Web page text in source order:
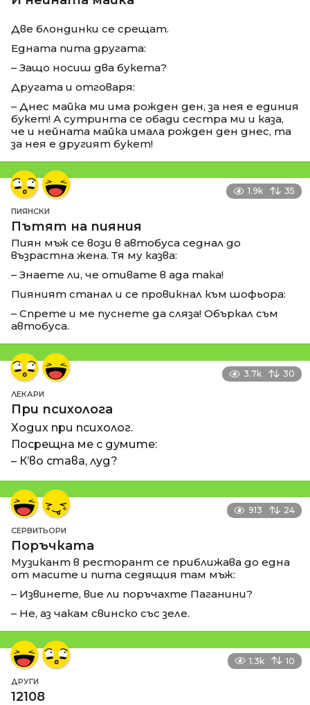
Две блондинки се срещат.
Едната пита другата:
– Защо носиш два букета?
Другата и отговаря:
– Днес майка ми има рожден ден, за нея е единия
букет! А сутринта се обади сестра ми и каза,
че и нейната майка имала рожден ден днес, та
за нея е другият букет!
1.9k 35
ПИЯНСКИ
Пътят на пияния
Пиян мъж се вози в автобуса седнал до
възрастна жена. Тя му казва:
– Знаете ли, че отивате в ада така!
Пияният станал и се провикнал към шофьора:
– Спрете и ме пуснете да сляза! Объркал съм
автобуса.
3.7k 30
ЛЕКАРИ
При психолога
Ходих при психолог.
Посрещна ме с думите:
– К’во става, луд?
913 24
СЕРВИТЬОРИ
Поръчката
Музикант в ресторант се приближава до една
от масите и пита седящия там мъж:
– Извинете, вие ли поръчахте Паганини?
– Не, аз чакам свинско със зеле.
1.3k 10
ДРУГИ
12108